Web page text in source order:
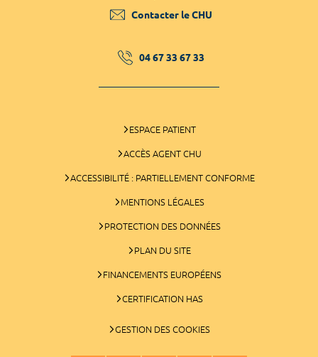
Contacter le CHU
04 67 33 67 33
ESPACE PATIENT
ACCÈS AGENT CHU
ACCESSIBILITÉ : PARTIELLEMENT CONFORME
MENTIONS LÉGALES
PROTECTION DES DONNÉES
PLAN DU SITE
FINANCEMENTS EUROPÉENS
CERTIFICATION HAS
GESTION DES COOKIES